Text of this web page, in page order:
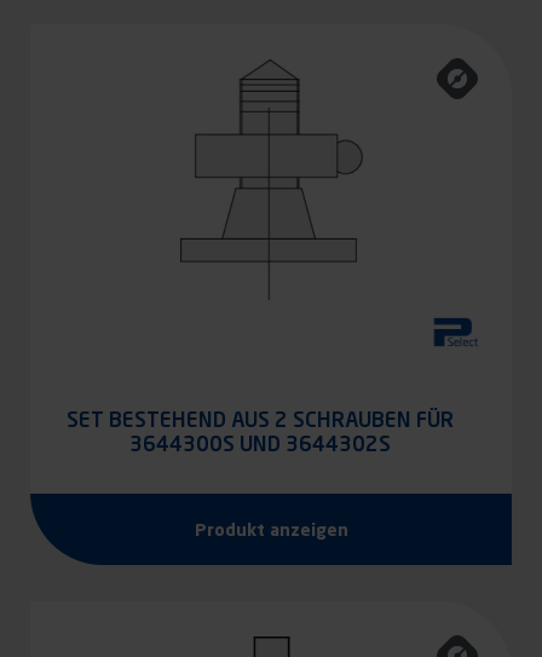
SET BESTEHEND AUS 2 SCHRAUBEN FÜR
3644300S UND 3644302S
Produkt anzeigen